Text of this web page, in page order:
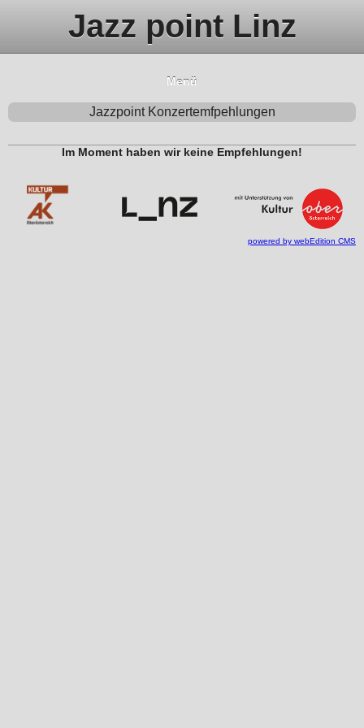
Jazz point Linz
Menü
Jazzpoint Konzertemfpehlungen
Im Moment haben wir keine Empfehlungen!
powered by webEdition CMS